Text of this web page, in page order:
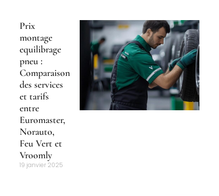
Prix
montage
equilibrage
pneu :
Comparaison
des services
et tarifs
entre
Euromaster,
Norauto,
Feu Vert et
Vroomly
19 janvier 2025